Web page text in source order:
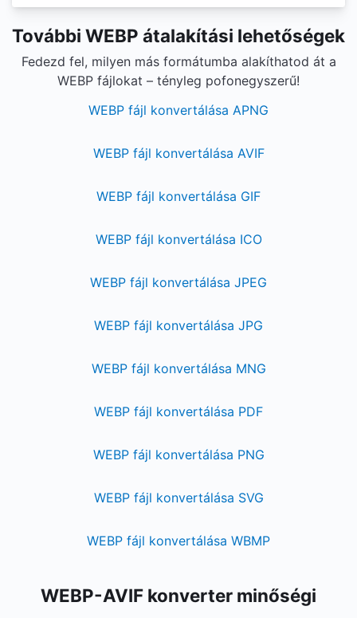
További WEBP átalakítási lehetőségek
Fedezd fel, milyen más formátumba alakíthatod át a
WEBP fájlokat – tényleg pofonegyszerű!
WEBP fájl konvertálása APNG
WEBP fájl konvertálása AVIF
WEBP fájl konvertálása GIF
WEBP fájl konvertálása ICO
WEBP fájl konvertálása JPEG
WEBP fájl konvertálása JPG
WEBP fájl konvertálása MNG
WEBP fájl konvertálása PDF
WEBP fájl konvertálása PNG
WEBP fájl konvertálása SVG
WEBP fájl konvertálása WBMP
WEBP-AVIF konverter minőségi